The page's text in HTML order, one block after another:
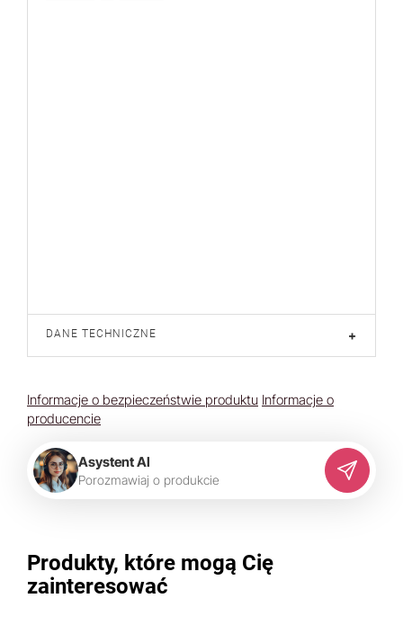
DANE TECHNICZNE +
Informacje o bezpieczeństwie produktu Informacje o
producencie
Asystent AI
Porozmawiaj o produkcie
Produkty, które mogą Cię
zainteresować